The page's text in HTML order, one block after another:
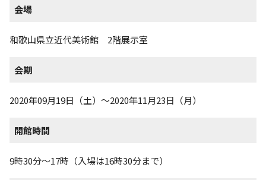
会場
和歌山県立近代美術館 2階展示室
会期
2020年09月19日（土）～2020年11月23日（月）
開館時間
9時30分〜17時（入場は16時30分まで）